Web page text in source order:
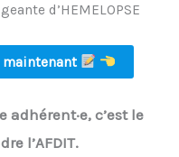
d’HEMELOPSE
adhérent·e, c’est le
l’AFDIT.